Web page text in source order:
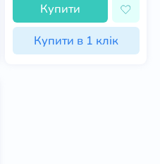
Купити
Купити в 1 клік